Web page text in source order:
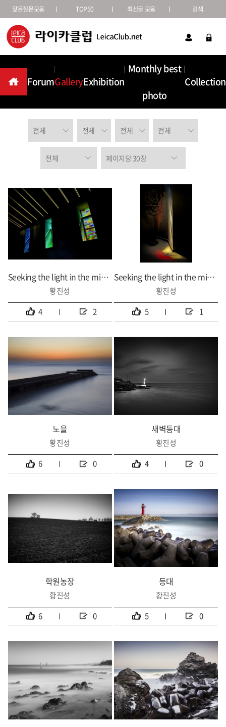
잦은질문모음 TOP50 최신글 모음 검색
ForumGalleryExhibition
Monthly best
photo
Collection
Seeking the light in the midst of darkness
황진성
4
2
Seeking the light in the midst of darkness
황진성
5
1
노을
황진성
6
0
새벽등대
황진성
4
0
학원농장
황진성
6
0
등대
황진성
5
0